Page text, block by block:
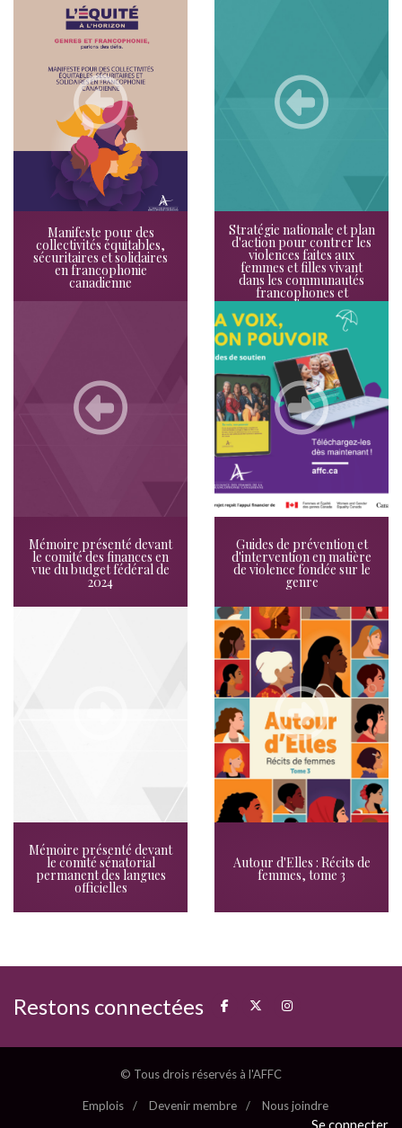
Manifeste pour des
collectivités équitables,
sécuritaires et solidaires
en francophonie
canadienne
Stratégie nationale et plan
d'action pour contrer les
violences faites aux
femmes et filles vivant
dans les communautés
francophones et
acadiennes
Mémoire présenté devant
le comité des finances en
vue du budget fédéral de
2024
Guides de prévention et
d'intervention en matière
de violence fondée sur le
genre
Mémoire présenté devant
le comité sénatorial
permanent des langues
officielles
Autour d'Elles : Récits de
femmes, tome 3
Restons connectées
© Tous drois réservés à l'AFFC
Emplois Devenir membre Nous joindre
Se connecter